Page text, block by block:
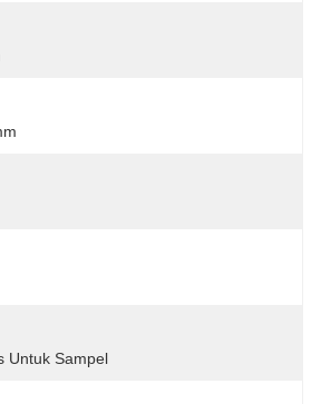
Untuk Sampel